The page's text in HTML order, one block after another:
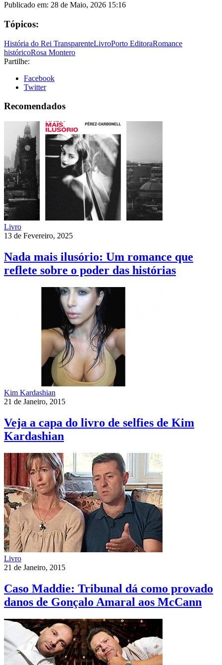
Publicado em: 28 de Maio, 2026 15:16
Tópicos:
História do Rei TransparenteLivroPorto EditoraRomance
históricoRosa Montero
Partilhe:
Facebook
Twitter
Recomendados
Livro
13 de Fevereiro, 2025
Nada mais ilusório: Um romance que
reflete sobre o poder das histórias
Kim Kardashian
21 de Janeiro, 2015
Veja a capa do livro de selfies de Kim
Kardashian
Livro
21 de Janeiro, 2015
Caso Maddie: Tribunal dá como provado
danos de Gonçalo Amaral aos McCann